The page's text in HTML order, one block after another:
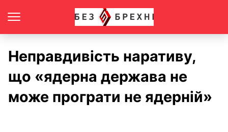
Неправдивість наративу,
що «ядерна держава не
може програти не ядерній»